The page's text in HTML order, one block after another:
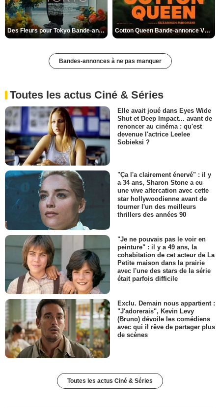
Des Fleurs pour Tokyo Bande-annonce VO STFR Cotton Queen Bande-annonce VO STFR
Bandes-annonces à ne pas manquer
Toutes les actus Ciné & Séries
Elle avait joué dans Eyes Wide
Shut et Deep Impact... avant de
renoncer au cinéma : qu'est
devenue l'actrice Leelee
Sobieksi ?
"Ça l'a clairement énervé" : il y
a 34 ans, Sharon Stone a eu
une vive altercation avec cette
star hollywoodienne avant de
tourner l'un des meilleurs
thrillers des années 90
"Je ne pouvais pas le voir en
peinture" : il y a 49 ans, la
cohabitation de cet acteur de La
Petite maison dans la prairie
avec l'une des stars de la série
était parfois difficile
Exclu. Demain nous appartient :
"J'adorerais", Kevin Levy
(Bruno) dévoile les comédiens
avec qui il rêve de partager plus
de scènes
Toutes les actus Ciné & Séries